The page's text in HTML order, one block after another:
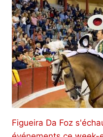
Figueira Da Foz